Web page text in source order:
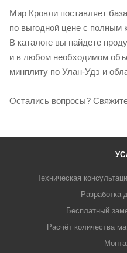
Мир Кровли поставляет
по выгодной цене с полным
В каталоге вы найдете
и в любом необходимом
минплиту по Улан-Удэ и
Остались вопросы?
Техническая
Разработка
Бесплатный
Расчёт количества